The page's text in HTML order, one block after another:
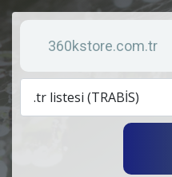
Anahtar kelime